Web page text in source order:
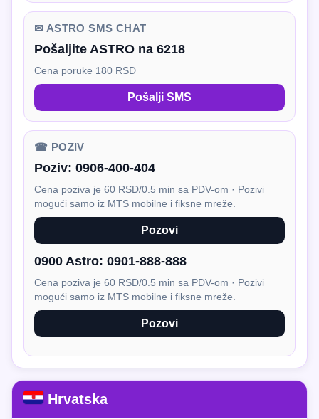
✉ ASTRO SMS CHAT
Pošaljite ASTRO na 6218
Cena poruke 180 RSD
Pošalji SMS
☎ POZIV
Poziv: 0906-400-404
Cena poziva je 60 RSD/0.5 min sa PDV-om · Pozivi
mogući samo iz MTS mobilne i fiksne mreže.
Pozovi
0900 Astro: 0901-888-888
Cena poziva je 60 RSD/0.5 min sa PDV-om · Pozivi
mogući samo iz MTS mobilne i fiksne mreže.
Pozovi
Hrvatska